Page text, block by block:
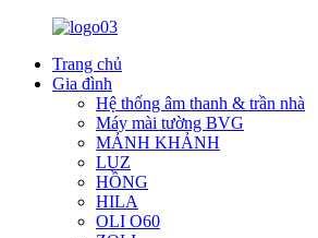
Trang chủ
Gia đình
Hệ thống âm thanh & trần nhà
Máy mài tường BVG
MẢNH KHẢNH
LUZ
HỒNG
HILA
OLI O60